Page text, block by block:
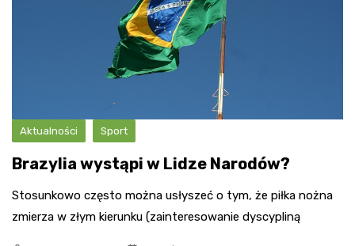
Aktualności Sport
Brazylia wystąpi w Lidze Narodów?
Stosunkowo często można usłyszeć o tym, że piłka nożna
zmierza w złym kierunku (zainteresowanie dyscypliną